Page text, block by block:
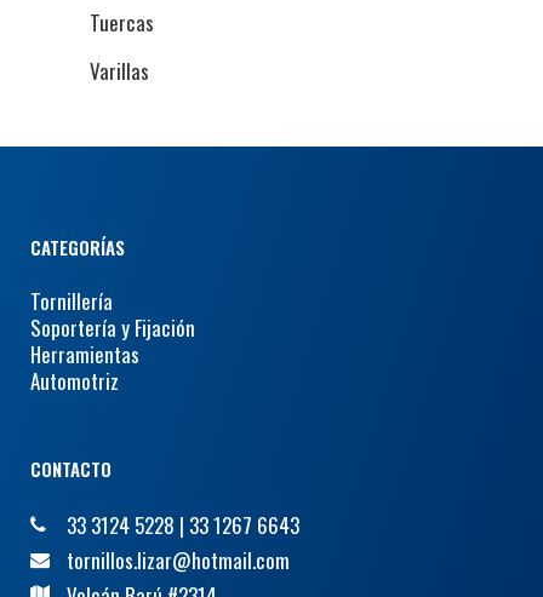
Tuercas
Varillas
CATEGORÍAS
Tornillería
Soportería y Fijación
Herramientas
Automotriz
CONTACTO
33 3124 5228 | 33 1267 6643
tornillos.lizar@hotmail.com